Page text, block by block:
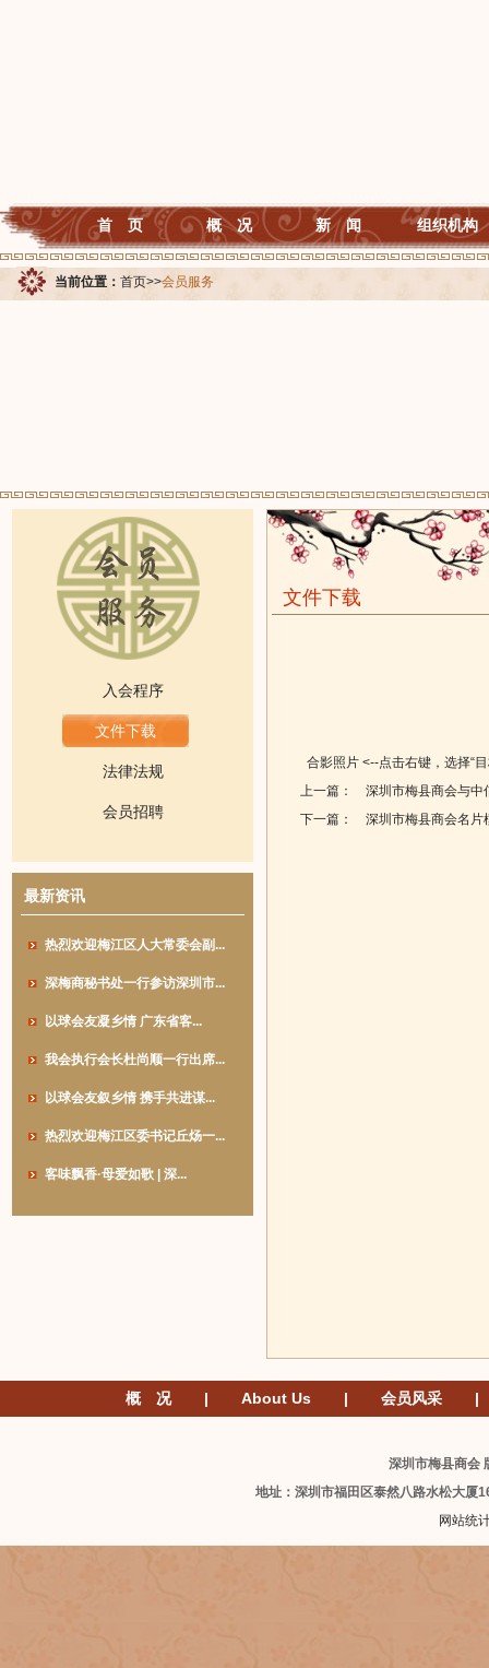
首 页 概 况 新 闻 组织机构
当前位置： 首页>>会员服务
入会程序
文件下载
法律法规
会员招聘
最新资讯
热烈欢迎梅江区人大常委会副...
深梅商秘书处一行参访深圳市...
以球会友凝乡情 广东省客...
我会执行会长杜尚顺一行出席...
以球会友叙乡情 携手共进谋...
热烈欢迎梅江区委书记丘炀一...
客味飘香·母爱如歌 | 深...
文件下载
合影照片 <--点击右键，选择“
上一篇： 深圳市梅县商会与中
下一篇： 深圳市梅县商会名片
概 况 | About Us | 会员风采 |
深圳市梅县商
地址：深圳市福田区泰然八路水松大厦
网站统